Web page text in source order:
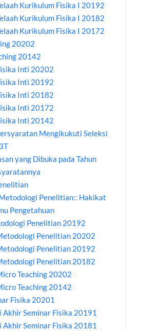
Kurikulum Fisika I 20192
Kurikulum Fisika I 20182
Kurikulum Fisika I 20172
20202
20142
Inti 20202
Inti 20192
Inti 20182
Inti 20172
Inti 20142
Mengikukuti Seleksi
yang Dibuka pada Tahun
Penelitian:: Hakikat
Pengetahuan
Penelitian 20192
Penelitian 20202
Penelitian 20192
Penelitian 20182
Teaching 20202
Teaching 20142
Fisika 20201
Akhir Seminar Fisika 20191
Akhir Seminar Fisika 20181